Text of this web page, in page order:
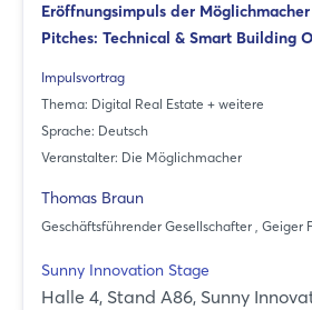
Eröffnungsimpuls der Möglichmacher
Pitches: Technical & Smart Building
Impulsvortrag
Thema: Digital Real Estate + weitere
Sprache: Deutsch
Veranstalter: Die Möglichmacher
Thomas Braun
Geschäftsführender Gesellschafter , Geiger
Sunny Innovation Stage
Halle 4, Stand A86, Sunny